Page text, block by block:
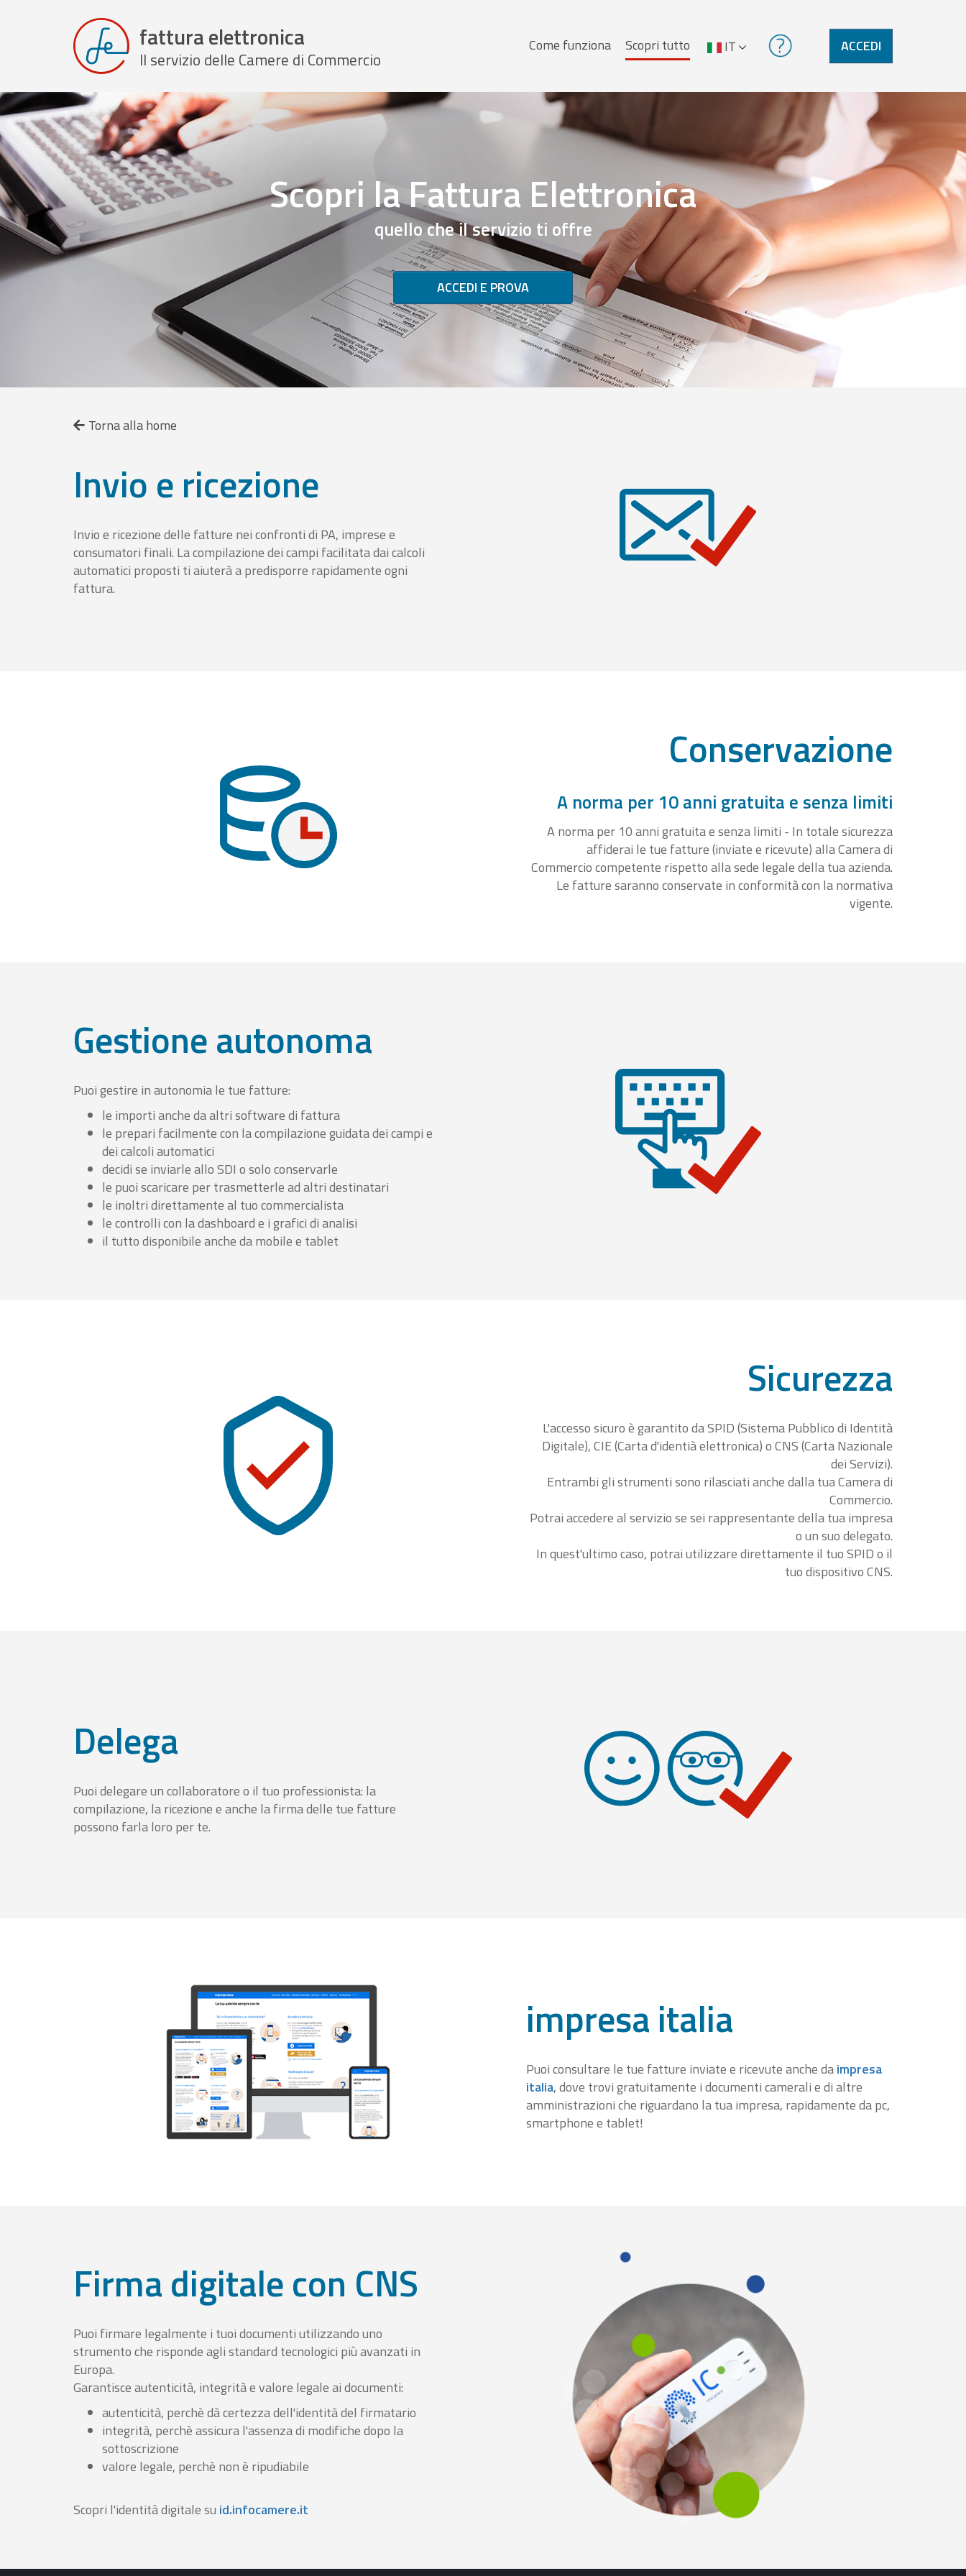
fattura elettronica
Il servizio delle Camere di Commercio Menu
principale
Come funziona Scopri tutto IT ACCEDI
Scopri la Fattura Elettronica
quello che il servizio ti offre
ACCEDI E PROVA
Torna alla home
Invio e ricezione
Invio e ricezione delle fatture nei confronti di PA, imprese e
consumatori finali. La compilazione dei campi facilitata dai calcoli
automatici proposti ti aiuterà a predisporre rapidamente ogni
fattura.
Conservazione
A norma per 10 anni gratuita e senza limiti
A norma per 10 anni gratuita e senza limiti - In totale sicurezza
affiderai le tue fatture (inviate e ricevute) alla Camera di
Commercio competente rispetto alla sede legale della tua azienda.
Le fatture saranno conservate in conformità con la normativa
vigente.
Gestione autonoma
Puoi gestire in autonomia le tue fatture:
le importi anche da altri software di fattura
le prepari facilmente con la compilazione guidata dei campi e
dei calcoli automatici
decidi se inviarle allo SDI o solo conservarle
le puoi scaricare per trasmetterle ad altri destinatari
le inoltri direttamente al tuo commercialista
le controlli con la dashboard e i grafici di analisi
il tutto disponibile anche da mobile e tablet
Sicurezza
L'accesso sicuro è garantito da SPID (Sistema Pubblico di Identità
Digitale), CIE (Carta d'identià elettronica) o CNS (Carta Nazionale
dei Servizi).
Entrambi gli strumenti sono rilasciati anche dalla tua Camera di
Commercio.
Potrai accedere al servizio se sei rappresentante della tua impresa
o un suo delegato.
In quest'ultimo caso, potrai utilizzare direttamente il tuo SPID o il
tuo dispositivo CNS.
Delega
Puoi delegare un collaboratore o il tuo professionista: la
compilazione, la ricezione e anche la firma delle tue fatture
possono farla loro per te.
impresa italia
Puoi consultare le tue fatture inviate e ricevute anche daimpresa
italia, dove trovi gratuitamente i documenti camerali e di altre
amministrazioni che riguardano la tua impresa, rapidamente da pc,
smartphone e tablet!
Firma digitale con CNS
Puoi firmare legalmente i tuoi documenti utilizzando uno
strumento che risponde agli standard tecnologici più avanzati in
Europa.
Garantisce autenticità, integrità e valore legale ai documenti:
autenticità, perchè dà certezza dell'identità del firmatario
integrità, perchè assicura l'assenza di modifiche dopo la
sottoscrizione
valore legale, perchè non è ripudiabile
Scopri l'identità digitale su id.infocamere.it